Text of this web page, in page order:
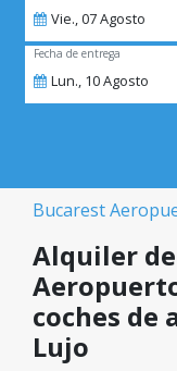
Vie.,07Agosto
Fecha de entrega
Lun., 10Agosto
Bucarest
Alquiler
coches de
Lujo